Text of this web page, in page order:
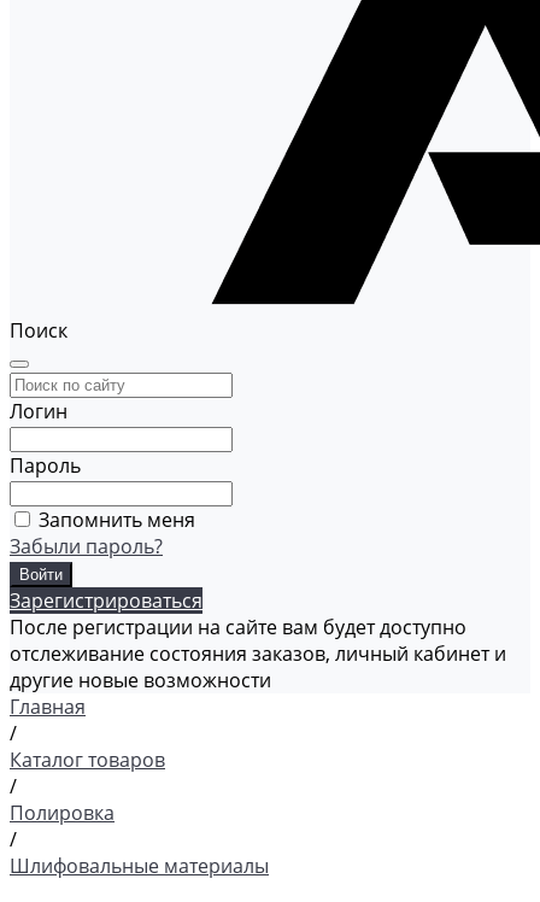
Поиск
Логин
Пароль
Запомнить меня
Забыли пароль?
Зарегистрироваться
После регистрации на сайте вам будет доступно
отслеживание состояния заказов, личный кабинет и
другие новые возможности
Главная
/
Каталог товаров
/
Полировка
/
Шлифовальные материалы